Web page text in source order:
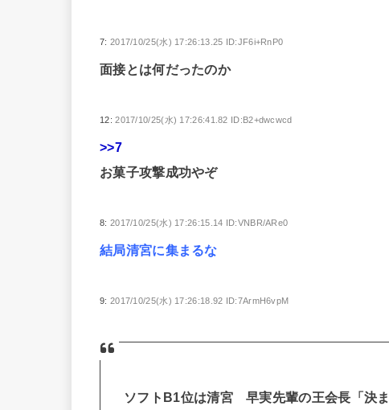
7: 2017/10/25(水) 17:26:13.25 ID:JF6i+RnP0
面接とは何だったのか
12:2017/10/25(水) 17:26:41.82 ID:B2+dwcwcd
>>7
お菓子攻撃成功やぞ
8: 2017/10/25(水) 17:26:15.14 ID:VNBR/ARe0
結局清宮に集まるな
9: 2017/10/25(水) 17:26:18.92 ID:7ArmH6vpM
ソフトB1位は清宮 早実先輩の王会長「決